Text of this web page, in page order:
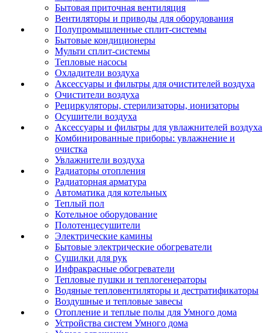
Бытовая приточная вентиляция
Вентиляторы и приводы для оборудования
Полупромышленные сплит-системы
Бытовые кондиционеры
Мульти сплит-системы
Тепловые насосы
Охладители воздуха
Аксессуары и фильтры для очистителей воздуха
Очистители воздуха
Рециркуляторы, стерилизаторы, ионизаторы
Осушители воздуха
Аксессуары и фильтры для увлажнителей воздуха
Комбинированные приборы: увлажнение и
очистка
Увлажнители воздуха
Радиаторы отопления
Радиаторная арматура
Автоматика для котельных
Теплый пол
Котельное оборудование
Полотенцесушители
Электрические камины
Бытовые электрические обогреватели
Сушилки для рук
Инфракрасные обогреватели
Тепловые пушки и теплогенераторы
Водяные тепловентиляторы и дестратификаторы
Воздушные и тепловые завесы
Отопление и теплые полы для Умного дома
Устройства систем Умного дома